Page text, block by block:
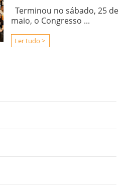
Terminou no sábado, 25 de
maio, o Congresso ...
Ler tudo >